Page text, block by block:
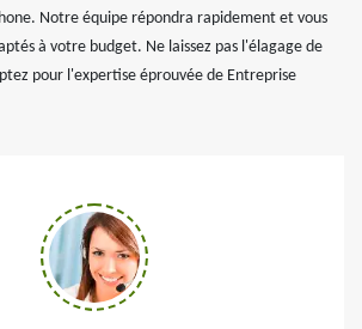
Notre équipe répondra rapidement et vous
à votre budget. Ne laissez pas l'élagage de
pour l'expertise éprouvée de Entreprise